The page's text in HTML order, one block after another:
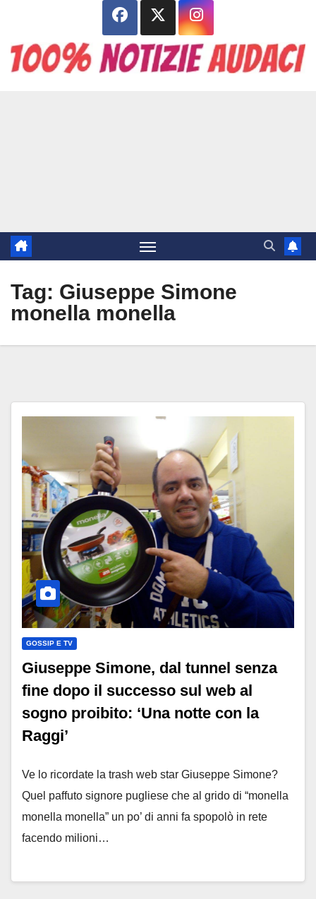
contenuto
Tag: Giuseppe Simone
monella monella
GOSSIP E TV
Giuseppe Simone, dal tunnel senza
fine dopo il successo sul web al
sogno proibito: ‘Una notte con la
Raggi’
Ve lo ricordate la trash web star Giuseppe Simone?
Quel paffuto signore pugliese che al grido di “monella
monella monella” un po’ di anni fa spopolò in rete
facendo milioni…